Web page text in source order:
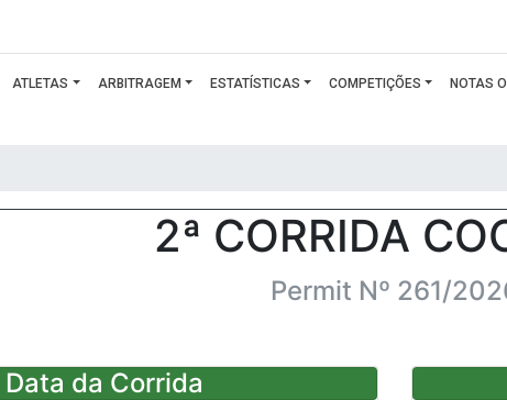
ATLETAS ARBITRAGEM ESTATÍSTICAS COMPETIÇÕES NOTAS
2ª CORRIDA
Permit Nº 261/
Data da Corrida